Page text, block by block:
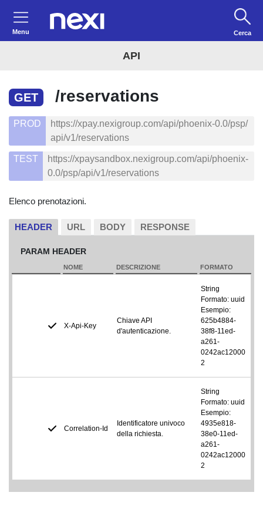
Menu Cerca
API
GET /reservations
PROD
https://xpay.nexigroup.com/api/phoenix-0.0/psp/
api/v1/reservations
TEST
https://xpaysandbox.nexigroup.com/api/phoenix-
0.0/psp/api/v1/reservations
Elenco prenotazioni.
HEADER URL BODY RESPONSE
PARAM HEADER
NOME DESCRIZIONE FORMATO
X-Api-Key
Chiave API
d'autenticazione.
String
Formato: uuid
Esempio:
625b4884-
38f8-11ed-
a261-
0242ac12000
2
Correlation-Id
Identificatore univoco
della richiesta.
String
Formato: uuid
Esempio:
4935e818-
38e0-11ed-
a261-
0242ac12000
2